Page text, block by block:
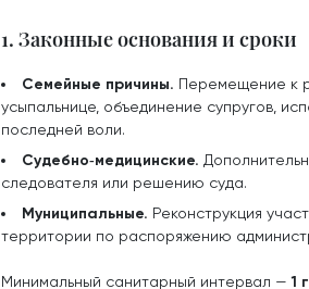
1. Законные основания и сроки
Семейные причины. Перемещение к
усыпальнице, объединение супругов,
последней воли.
Судебно‑медицинские.
следователя или решению суда.
Муниципальные. Реконструкция
территории по распоряжению
Минимальный санитарный интервал —1